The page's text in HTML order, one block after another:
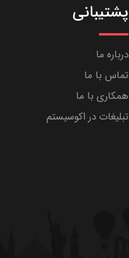
پشتیبانی
درباره ما
تماس با ما
همکاری با ما
تبلیغات در اکوسیستم